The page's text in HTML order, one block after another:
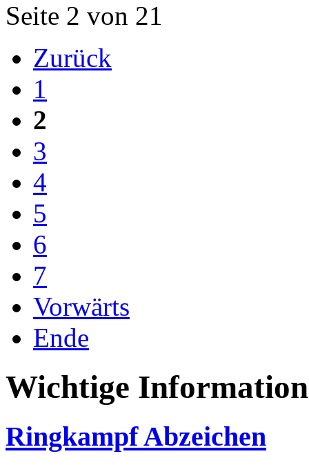
Seite 2 von 21
Zurück
1
2
3
4
5
6
7
Vorwärts
Ende
Wichtige
Ringkampf Abzeichen